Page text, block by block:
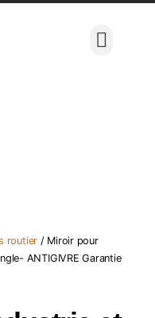
routier / Miroir pour
ANTIGIVRE Garantie